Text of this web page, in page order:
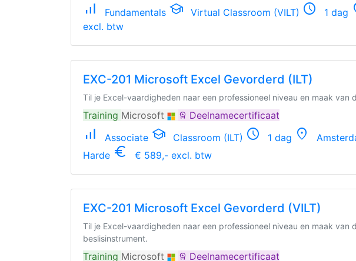
signal_cellular_alt Fundamentals school Virtual Classroom (VILT) schedule 1 dag
excl. btw
EXC-201 Microsoft Excel Gevorderd (ILT)
Til je Excel-vaardigheden naar een professioneel niveau en maak van
Training Microsoft workspace_premium Deelnamecertificaat
signal_cellular_alt Associate school Classroom (ILT) schedule 1 dag location_on
Harde euro_symbol € 589,- excl. btw
EXC-201 Microsoft Excel Gevorderd (VILT)
Til je Excel-vaardigheden naar een professioneel niveau en maak van
beslisinstrument.
Training Microsoft workspace_premium Deelnamecertificaat